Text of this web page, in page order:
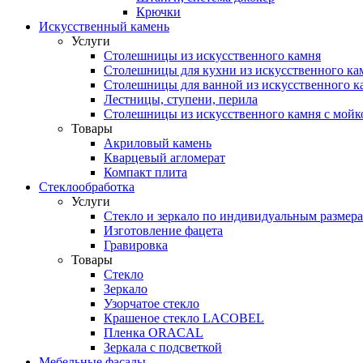
Крючки
Искусственный камень
Услуги
Столешницы из искусственного камня
Столешницы для кухни из искусственного
Столешницы для ванной из искусственного
Лестницы, ступени, перила
Столешницы из искусственного камня с
Товары
Акриловый камень
Кварцевый агломерат
Компакт плита
Стеклообработка
Услуги
Стекло и зеркало по индивидуальным
Изготовление фацета
Гравировка
Товары
Стекло
Зеркало
Узорчатое стекло
Крашеное стекло LACOBEL
Пленка ORACAL
Зеркала с подсветкой